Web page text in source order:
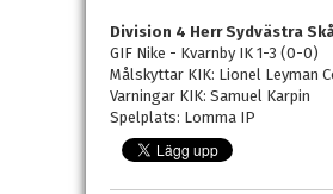
Division 4 Herr Sydvästra
GIF Nike - Kvarnby IK 1-3 (0-0)
Målskyttar KIK: Lionel Leyman
Varningar KIK: Samuel Karpin
Spelplats: Lomma IP